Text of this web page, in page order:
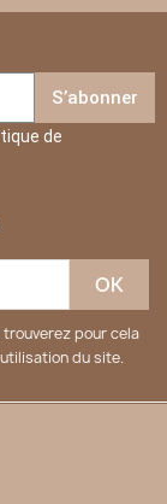
S’abonner
de
pour cela
du site.